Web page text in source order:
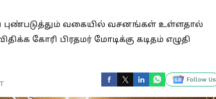
வகையில் வசனங்கள் உள்ளதால்
கோரி பிரதமர் மோடிக்கு கடிதம் எழுதி
Follow Us